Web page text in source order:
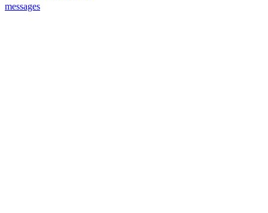
messages